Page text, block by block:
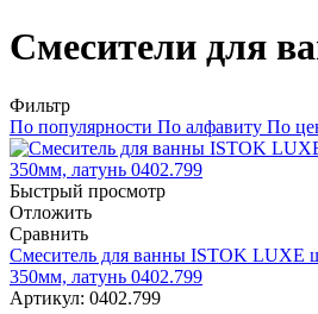
Смесители для
Фильтр
По популярности По алфавиту По
Быстрый просмотр
Отложить
Сравнить
Смеситель для ванны ISTOK LUXE
350мм, латунь 0402.799
Артикул: 0402.799